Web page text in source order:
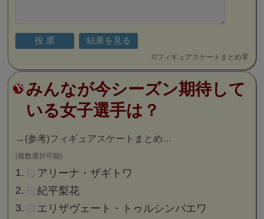
©フィギュアスケートまとめ零
みんなが今シーズン期待して
いる女子選手は？
→ (参考)フィギュアスケートまとめ…
(複数選択可能)
アリーナ・ザギトワ
紀平梨花
エリザヴェート・トゥルシンバエワ